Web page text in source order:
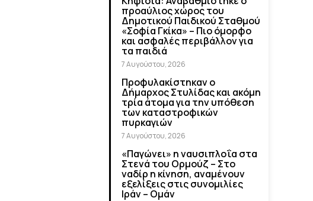
προαύλιος χώρος του
Δημοτικού Παιδικού Σταθμού
«Σοφία Γκίκα» – Πιο όμορφο
και ασφαλές περιβάλλον για
τα παιδιά
7 Αυγούστου, 2026
Προφυλακίστηκαν ο
Δήμαρχος Στυλίδας και ακόμη
τρία άτομα για την υπόθεση
των καταστροφικών
πυρκαγιών
7 Αυγούστου, 2026
«Παγώνει» η ναυσιπλοΐα στα
Στενά του Ορμούζ – Στο
ναδίρ η κίνηση, αναμένουν
εξελίξεις στις συνομιλίες
Ιράν – Ομάν